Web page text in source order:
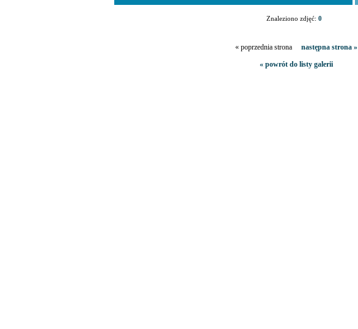
Znaleziono zdjęć: 0
« poprzednia strona następna strona »
« powrót do listy galerii